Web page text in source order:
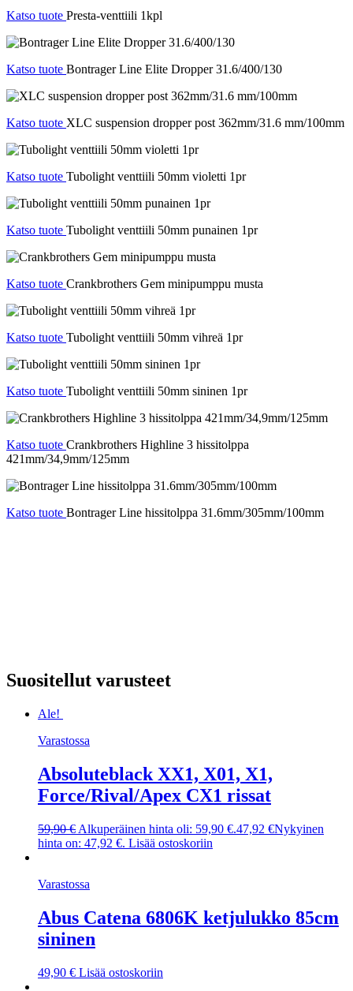
Katso tuote Presta-venttiili 1kpl
Katso tuote Bontrager Line Elite Dropper 31.6/400/130
Katso tuote XLC suspension dropper post 362mm/31.6 mm/100mm
Katso tuote Tubolight venttiili 50mm violetti 1pr
Katso tuote Tubolight venttiili 50mm punainen 1pr
Katso tuote Crankbrothers Gem minipumppu musta
Katso tuote Tubolight venttiili 50mm vihreä 1pr
Katso tuote Tubolight venttiili 50mm sininen 1pr
Katso tuote Crankbrothers Highline 3 hissitolppa
421mm/34,9mm/125mm
Katso tuote Bontrager Line hissitolppa 31.6mm/305mm/100mm
Suositellut varusteet
Ale!
Varastossa
Absoluteblack XX1, X01, X1,
Force/Rival/Apex CX1 rissat
59,90€ Alkuperäinen hinta oli: 59,90 €.47,92 €Nykyinen
hinta on: 47,92 €. Lisää ostoskoriin
Varastossa
Abus Catena 6806K ketjulukko 85cm
sininen
49,90 € Lisää ostoskoriin